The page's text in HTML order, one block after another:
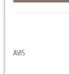
AVIS